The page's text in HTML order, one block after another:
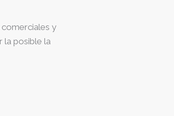
comerciales y
la posible la